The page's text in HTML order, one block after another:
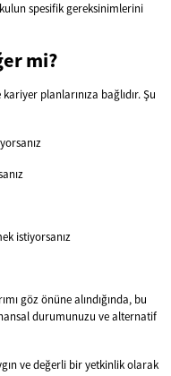
spesifik gereksinimlerini
mi?
planlarınıza bağlıdır. Şu
istiyorsanız
göz önüne alındığında, bu
durumunuzu ve alternatif
ve değerli bir yetkinlik olarak